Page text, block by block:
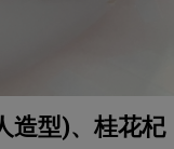
造型)、桂花杞